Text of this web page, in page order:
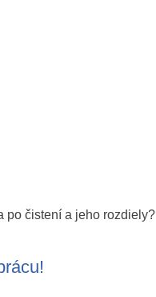
po čistení a jeho rozdiely?